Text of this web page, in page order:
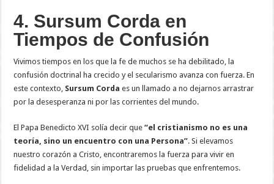
4. Sursum Corda en
Tiempos de Confusión
Vivimos tiempos en los que la fe de muchos se ha debilitado, la
confusión doctrinal ha crecido y el secularismo avanza con fuerza. En
este contexto, Sursum Corda es un llamado a no dejarnos arrastrar
por la desesperanza ni por las corrientes del mundo.
El Papa Benedicto XVI solía decir que“el cristianismo no es una
teoría, sino un encuentro con una Persona”. Si elevamos
nuestro corazón a Cristo, encontraremos la fuerza para vivir en
fidelidad a la Verdad, sin importar las pruebas que enfrentemos.